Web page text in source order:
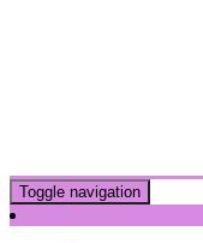
Toggle navigation